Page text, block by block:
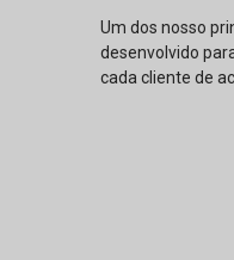
Um dos nosso
desenvolvido
cada cliente de